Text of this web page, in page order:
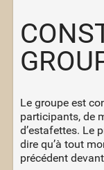
Le groupe est
participants, de
d’estafettes. Le
dire qu’à tout
précédent